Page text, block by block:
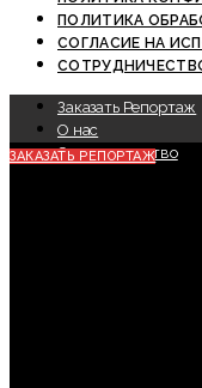
ПОЛИТИКА
СОГЛАСИЕ НА
Заказать Репортаж
О нас
Сотрудничество
ЗАКАЗАТЬ РЕПОРТАЖ